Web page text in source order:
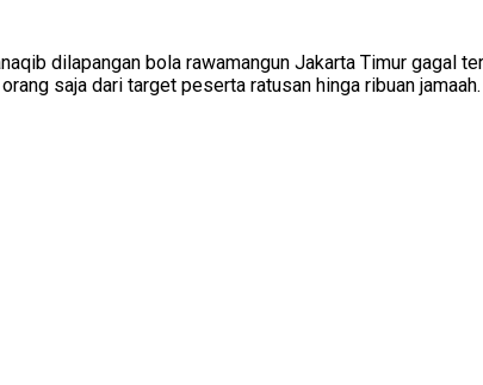
dilapangan bola rawamangun Jakarta Timur gagal
saja dari target peserta ratusan hinga ribuan jamaah.